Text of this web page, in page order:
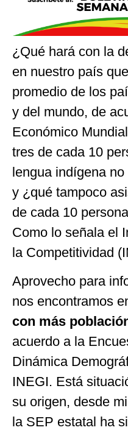
¿Qué hará con la
en nuestro país
promedio de los
y del mundo, de
Económico
tres de cada 10
lengua indígena
y ¿qué tampoco
de cada 10
Como lo señala el
la Competitividad
Aprovecho para
nos encontramos
con más
acuerdo a la
Dinámica
INEGI. Está
su origen, desde
la SEP estatal ha